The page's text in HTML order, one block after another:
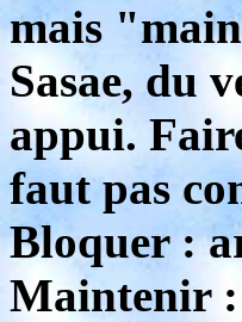
mais
Sasae, du
appui.
faut pas
Bloquer :
Maintenir :